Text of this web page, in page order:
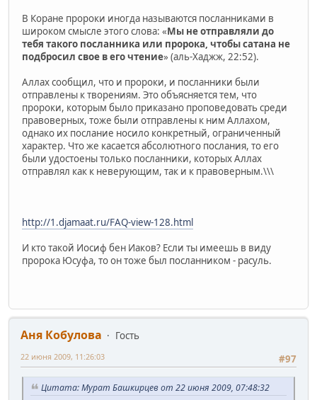
В Коране пророки иногда называются посланниками в
широком смысле этого слова: «Мы не отправляли до
тебя такого посланника или пророка, чтобы сатана не
подбросил свое в его чтение» (аль-Хаджж, 22:52).
Аллах сообщил, что и пророки, и посланники были
отправлены к творениям. Это объясняется тем, что
пророки, которым было приказано проповедовать среди
правоверных, тоже были отправлены к ним Аллахом,
однако их послание носило конкретный, ограниченный
характер. Что же касается абсолютного послания, то его
были удостоены только посланники, которых Аллах
отправлял как к неверующим, так и к правоверным.\\\
http://1.djamaat.ru/FAQ-view-128.html
И кто такой Иосиф бен Иаков? Если ты имеешь в виду
пророка Юсуфа, то он тоже был посланником - расуль.
Аня Кобулова
Гость
#97
22 июня 2009, 11:26:03
Цитата: Мурат Башкирцев от 22 июня 2009, 07:48:32